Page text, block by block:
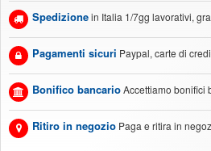
Spedizionein Italia 1/7gg lavorativi,
Pagamenti sicuri Paypal, carte di
Bonifico bancarioAccettiamo bonifici
Ritiro in negozio Paga e ritira in